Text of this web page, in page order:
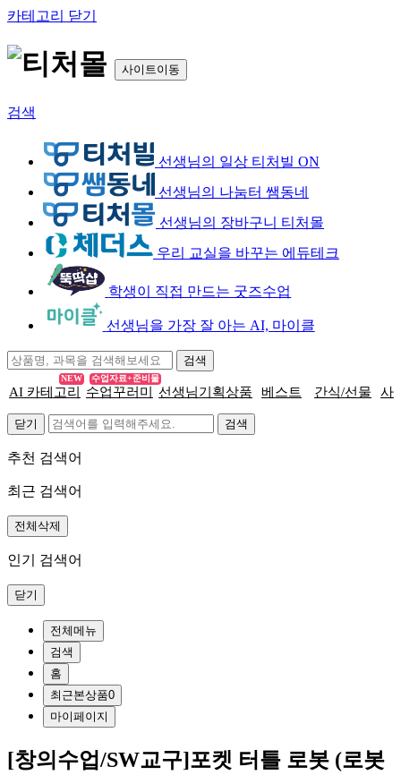
카테고리 닫기
사이트이동
검색
선생님의 일상 티처빌 ON
선생님의 나눔터 쌤동네
선생님의 장바구니 티처몰
우리 교실을 바꾸는 에듀테크
학생이 직접 만드는 굿즈수업
선생님을 가장 잘 아는 AI, 마이클
AI 카테고리
NEW
수업꾸러미
수업자료+준비물
선생님기획상품 베스트 간식/선물 사
닫기
추천 검색어
최근 검색어
전체삭제
인기 검색어
닫기
전체메뉴
검색
홈
최근본상품0
마이페이지
[창의수업/SW교구]포켓 터틀 로봇 (로봇